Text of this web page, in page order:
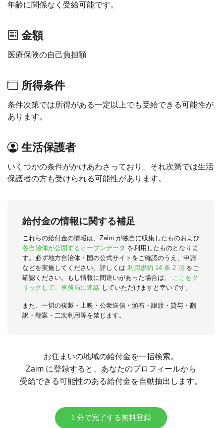
年齢に関係なく受給可能です。
金額
医療保険の自己負担額
所得条件
条件次第では所得がある一定以上でも受給できる可能性が
あります。
生活保護者
いくつかの条件がかけあわさっており、それ次第では生活
保護者の方も受けられる可能性があります。
給付金の情報に関する補足
これらの給付金の情報は、Zaim が独自に収集したものおよび
各自治体が公開するオープンデータ を利用したものとなりま
す。必ず地方自治体・国の公式サイトをご確認のうえ、申請
などを実施してください。詳しくは 利用規約 14 条 2 項 をご
確認ください。もし情報に間違いがあった場合は、
ここをク
リックして、事務局に連絡 していただけますと幸いです。
また、一切の複製・上映・公衆送信・頒布・譲渡・貸与・翻
訳・翻案・二次利用等を禁じます。
お住まいの地域の給付金を一括検索。
Zaim に登録すると、あなたのプロフィールから
受給できる可能性のある給付金を自動抽出します。
1 分で完了する無料登録